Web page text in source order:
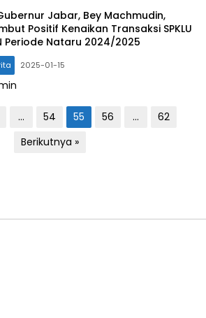
Jabar, Bey Machmudin,
Positif Kenaikan Transaksi SPKLU
Periode Nataru 2024/2025
2025-01-15
… 54 55 56 …
62
Berikutnya »